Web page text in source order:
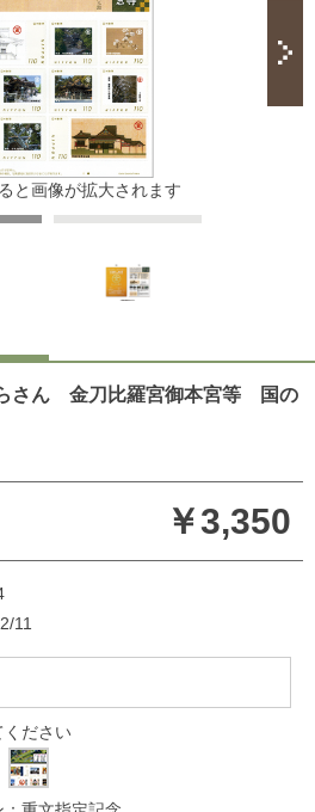
と画像が拡大されます
さん 金刀比羅宮御本宮等 国の
￥3,350
11
ください